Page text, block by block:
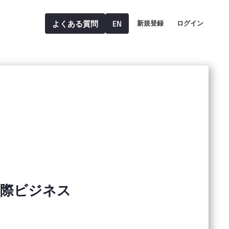
新規登録 ログイン
よくある質問 EN
ビジネス